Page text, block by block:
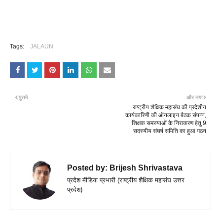
Tags: JALAUN
और नया
राष्ट्रीय शैक्षिक महासंघ की प्रदेशीय
कार्यकारिणी की ऑनलाइन बैठक संपन्न,
शिक्षक समस्याओं के निराकरण हेतु 9
सदस्यीय संघर्ष समिति का हुआ गठन
पुराने
Posted by: Brijesh Shrivastava
प्रदेश मीडिया प्रभारी (राष्ट्रीय शैक्षिक महासंघ उत्तर
प्रदेश)